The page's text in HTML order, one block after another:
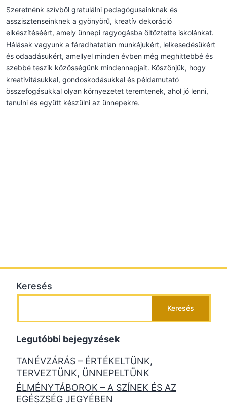
Szeretnénk szívből gratulálni pedagógusainknak és
asszisztenseinknek a gyönyörű, kreatív dekoráció
elkészítéséért, amely ünnepi ragyogásba öltöztette iskolánkat.
Hálásak vagyunk a fáradhatatlan munkájukért, lelkesedésükért
és odaadásukért, amellyel minden évben még meghittebbé és
szebbé teszik közösségünk mindennapjait. Köszönjük, hogy
kreativitásukkal, gondoskodásukkal és példamutató
összefogásukkal olyan környezetet teremtenek, ahol jó lenni,
tanulni és együtt készülni az ünnepekre.
Keresés
Keresés
Legutóbbi bejegyzések
TANÉVZÁRÁS – ÉRTÉKELTÜNK,
TERVEZTÜNK, ÜNNEPELTÜNK
ÉLMÉNYTÁBOROK – A SZÍNEK ÉS AZ
EGÉSZSÉG JEGYÉBEN